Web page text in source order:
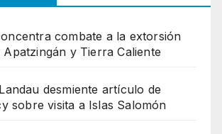
combate a la extorsión
y Tierra Caliente
desmiente artículo de
sobre visita a Islas Salomón